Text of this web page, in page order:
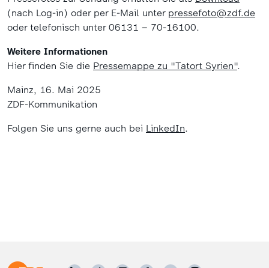
(nach Log-in) oder per E-Mail unter pressefoto@zdf.de
oder telefonisch unter 06131 – 70-16100.
Weitere Informationen
Hier finden Sie die Pressemappe zu "Tatort Syrien".
Mainz, 16. Mai 2025
ZDF-Kommunikation
Folgen Sie uns gerne auch bei LinkedIn.